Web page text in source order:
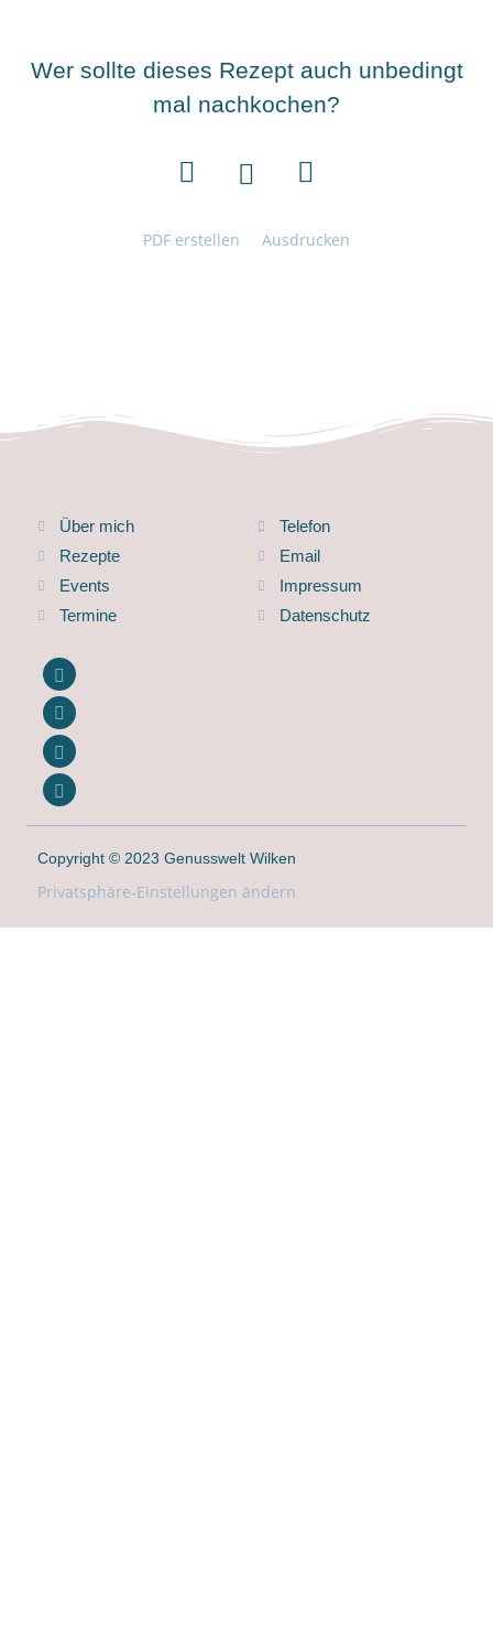
Wer sollte dieses Rezept auch unbedingt
mal nachkochen?
PDF erstellen Ausdrucken
Über mich
Rezepte
Events
Termine
Telefon
Email
Impressum
Datenschutz
Copyright © 2023 Genusswelt Wilken
Privatsphäre-Einstellungen ändern